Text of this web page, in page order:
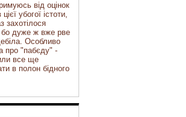
від оцінок
убогої істоти,
захотілося
бо дуже ж вже рве
Особливо
про "пабєду" -
все ще
в полон бідного